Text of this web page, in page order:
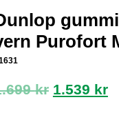
Purofort
kr 1.539 kr